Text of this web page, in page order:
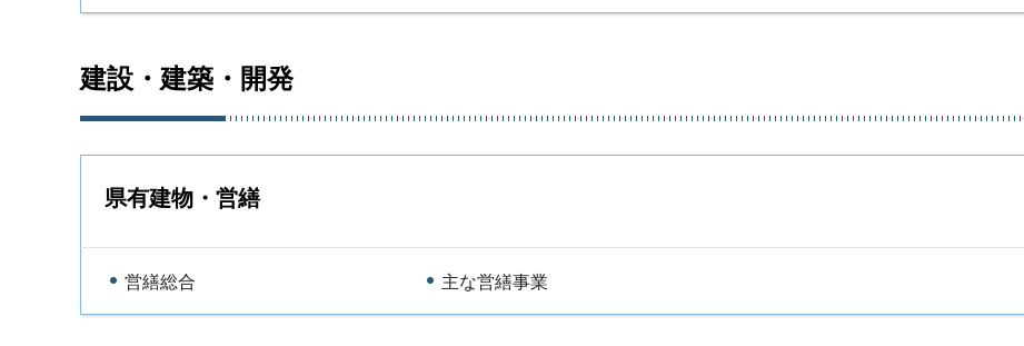
建設・建築・開発
県有建物・営繕
営繕総合 主な営繕事業